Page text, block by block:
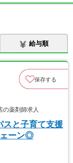
給与順
保存する
薬剤師求人
スと子育て支援
ェーン◎